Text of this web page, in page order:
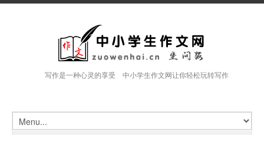
写作是一种心灵的享受 中小学生作文网让你轻松玩转写作